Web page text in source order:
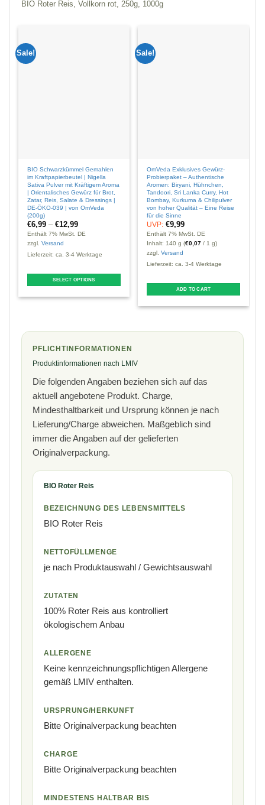
BIO Roter Reis, Vollkorn rot, 250g, 1000g
Sale!
BIO Schwarzkümmel Gemahlen
im Kraftpapierbeutel | Nigella
Sativa Pulver mit Kräftigem Aroma
| Orientalisches Gewürz für Brot,
Zatar, Reis, Salate & Dressings |
DE-ÖKO-039 | von OmVeda
(200g)
€6,99 –€12,99
Enthält 7% MwSt. DE
zzgl.Versand
Lieferzeit: ca. 3-4 Werktage
SELECT OPTIONS
The
options
be
chosen
on
the
Sale!
OmVeda Exklusives Gewürz-
Probierpaket – Authentische
Aromen: Biryani, Hühnchen,
Tandoori, Sri Lanka Curry, Hot
Bombay, Kurkuma & Chilipulver
von hoher Qualität – Eine Reise
für die Sinne
UVP: €9,99
Enthält 7% MwSt. DE
Inhalt: 140 g (€0,07 / 1 g)
zzgl.Versand
Lieferzeit: ca. 3-4 Werktage
ADD TO CART
PFLICHTINFORMATIONEN
Produktinformationen nach LMIV
Die folgenden Angaben beziehen sich auf das
aktuell angebotene Produkt. Charge,
Mindesthaltbarkeit und Ursprung können je nach
Lieferung/Charge abweichen. Maßgeblich sind
immer die Angaben auf der gelieferten
Originalverpackung.
BIO Roter Reis
BEZEICHNUNG DES LEBENSMITTELS
BIO Roter Reis
NETTOFÜLLMENGE
je nach Produktauswahl / Gewichtsauswahl
ZUTATEN
100% Roter Reis aus kontrolliert
ökologischem Anbau
ALLERGENE
Keine kennzeichnungspflichtigen Allergene
gemäß LMIV enthalten.
URSPRUNG/HERKUNFT
Bitte Originalverpackung beachten
CHARGE
Bitte Originalverpackung beachten
MINDESTENS HALTBAR BIS